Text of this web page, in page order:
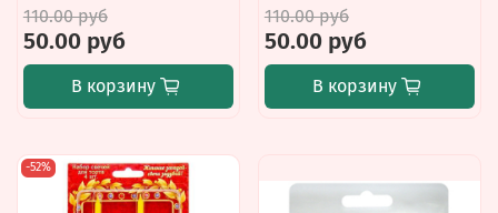
110.00 руб
50.00 руб
В корзину
110.00 руб
50.00 руб
В корзину
-52%